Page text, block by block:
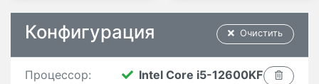
Очистить
Конфигурация
Процессор:
Intel Core i5-12600KF